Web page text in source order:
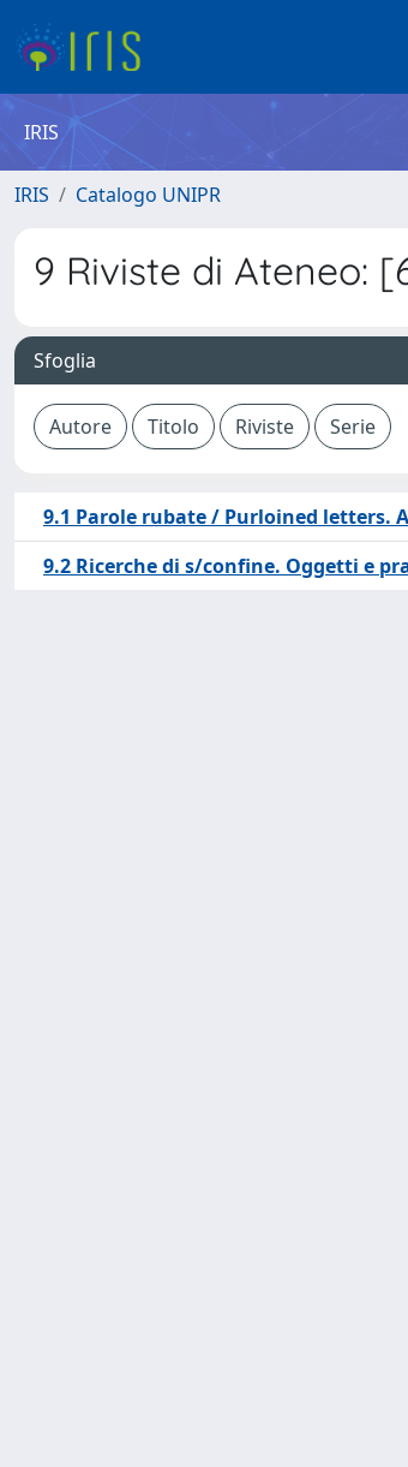
IRIS
IRIS Catalogo UNIPR
9 Riviste di Ateneo:
Sfoglia
9.1 Parole rubate / Purloined
9.2 Ricerche di s/confine. Oggetti e